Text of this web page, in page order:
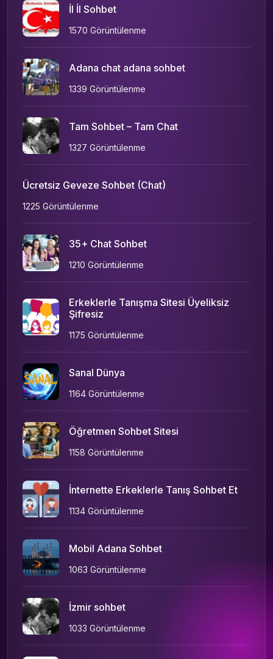
İl İl Sohbet
1570 Görüntülenme
Adana chat adana sohbet
1339 Görüntülenme
Tam Sohbet – Tam Chat
1327 Görüntülenme
Ücretsiz Geveze Sohbet (Chat)
1225 Görüntülenme
35+ Chat Sohbet
1210 Görüntülenme
Erkeklerle Tanışma Sitesi Üyeliksiz
Şifresiz
1175 Görüntülenme
Sanal Dünya
1164 Görüntülenme
Öğretmen Sohbet Sitesi
1158 Görüntülenme
İnternette Erkeklerle Tanış Sohbet Et
1134 Görüntülenme
Mobil Adana Sohbet
1063 Görüntülenme
İzmir sohbet
1033 Görüntülenme